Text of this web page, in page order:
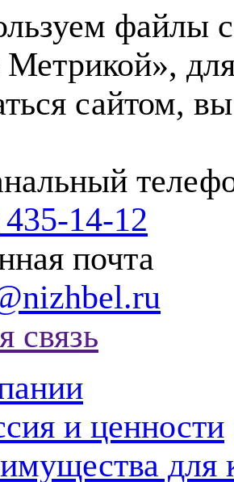
файлы
Метрикой»,
сайтом,
14-12
почта
связь
и ценности
для